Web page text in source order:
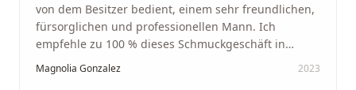
von dem Besitzer bedient, einem sehr freundlichen,
fürsorglichen und professionellen Mann. Ich
empfehle zu 100 % dieses Schmuckgeschäft in
Schaffhausen. Ich selbst war sehr zufrieden und
glücklich mit der Behandlung. Ich danke Ihnen – ich
Magnolia Gonzalez 2023